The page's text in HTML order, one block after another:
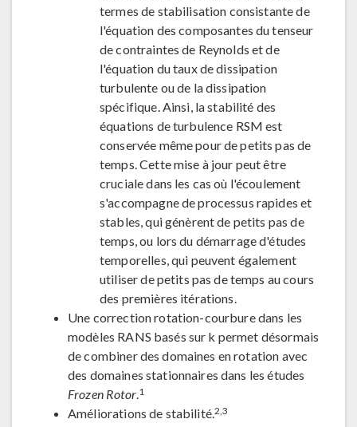
termes de stabilisation consistante de
l'équation des composantes du tenseur
de contraintes de Reynolds et de
l'équation du taux de dissipation
turbulente ou de la dissipation
spécifique. Ainsi, la stabilité des
équations de turbulence RSM est
conservée même pour de petits pas de
temps. Cette mise à jour peut être
cruciale dans les cas où l'écoulement
s'accompagne de processus rapides et
stables, qui génèrent de petits pas de
temps, ou lors du démarrage d'études
temporelles, qui peuvent également
utiliser de petits pas de temps au cours
des premières itérations.
Une correction rotation-courbure dans les
modèles RANS basés sur k permet désormais
de combiner des domaines en rotation avec
des domaines stationnaires dans les études
Frozen Rotor.1
Améliorations de stabilité.2,3